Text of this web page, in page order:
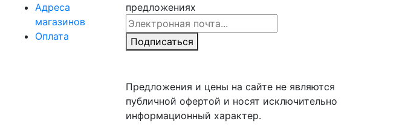
Адреса
магазинов
Оплата
предложениях
Email Address
Подписаться
Предложения и цены на сайте не являются
публичной офертой и носят исключительно
информационный характер.